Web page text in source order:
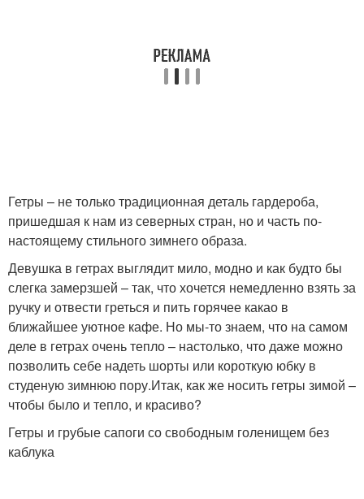
Гетры – не только традиционная деталь гардероба,
пришедшая к нам из северных стран, но и часть по-
настоящему стильного зимнего образа.
Девушка в гетрах выглядит мило, модно и как будто бы
слегка замерзшей – так, что хочется немедленно взять за
ручку и отвести греться и пить горячее какао в
ближайшее уютное кафе. Но мы-то знаем, что на самом
деле в гетрах очень тепло – настолько, что даже можно
позволить себе надеть шорты или короткую юбку в
студеную зимнюю пору.Итак, как же носить гетры зимой –
чтобы было и тепло, и красиво?
Гетры и грубые сапоги со свободным голенищем без
каблука